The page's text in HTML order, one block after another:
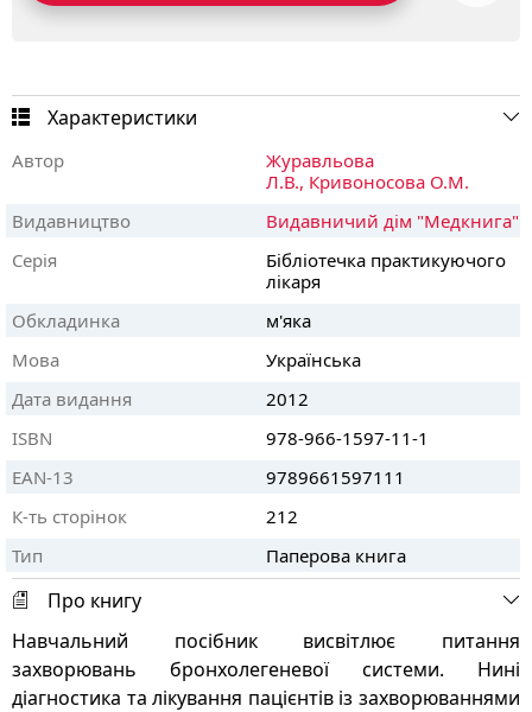
Характеристики
Автор
Журавльова
Л.В., Кривоносова О.М.
Видавництво
Видавничий дім "Медкнига"
Серія
Бібліотечка практикуючого
лікаря
Обкладинка
м'яка
Мова
Українська
Дата видання
2012
ISBN
978-966-1597-11-1
EAN-13
9789661597111
К-ть сторінок
212
Тип
Паперова книга
Про книгу
Навчальний посібник висвітлює питання
захворювань бронхолегеневої системи. Нині
діагностика та лікування пацієнтів із захворюваннями